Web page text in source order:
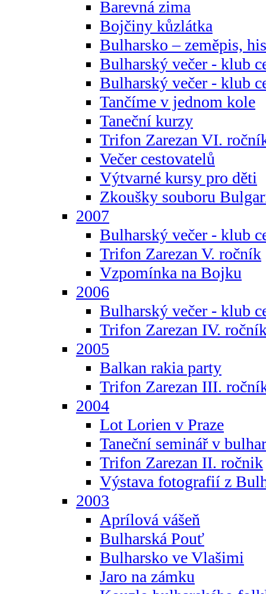
Barevná zima
Bojčiny kůzlátka
Bulharsko – zeměpis,
Bulharský večer - klub
Bulharský večer - klub
Tančíme v jednom kole
Taneční kurzy
Trifon Zarezan VI.
Večer cestovatelů
Výtvarné kursy pro děti
Zkoušky souboru
2007
Bulharský večer - klub
Trifon Zarezan V. ročník
Vzpomínka na Bojku
2006
Bulharský večer - klub
Trifon Zarezan IV.
2005
Balkan rakia party
Trifon Zarezan III.
2004
Lot Lorien v Praze
Taneční seminář v
Trifon Zarezan II. ročnik
Výstava fotografií z
2003
Aprílová vášeň
Bulharská Pouť
Bulharsko ve Vlašimi
Jaro na zámku